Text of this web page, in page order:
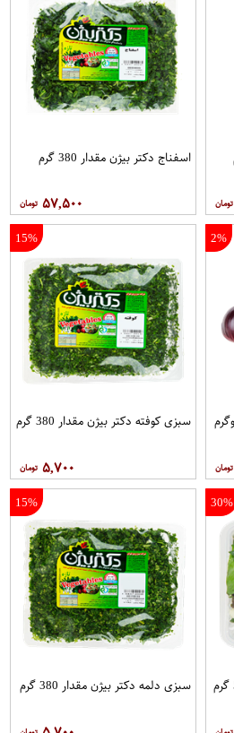
اسفناج دکتر بیژن مقدار 380 گرم
۵۷,۵۰۰
2%
15%
سبزی کوفته دکتر بیژن مقدار 380 گرم
۵,۷۰۰
30%
15%
سبزی دلمه دکتر بیژن مقدار 380 گرم